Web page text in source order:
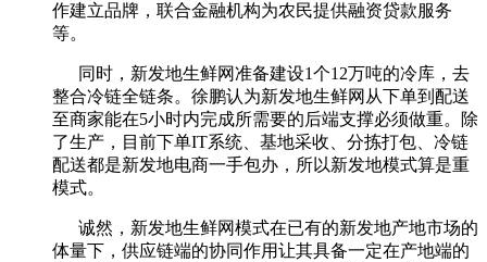
作建立品牌，联合金融机构为农民提供融资贷款服务
等。
同时，新发地生鲜网准备建设1个12万吨的冷库，去
整合冷链全链条。徐鹏认为新发地生鲜网从下单到配送
至商家能在5小时内完成所需要的后端支撑必须做重。除
了生产，目前下单IT系统、基地采收、分拣打包、冷链
配送都是新发地电商一手包办，所以新发地模式算是重
模式。
诚然，新发地生鲜网模式在已有的新发地产地市场的
体量下，供应链端的协同作用让其具备一定在产地端的